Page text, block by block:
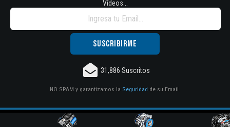
Vídeos...
31,886 Suscritos
NO SPAM y garantizamos la Seguridad de su Email.